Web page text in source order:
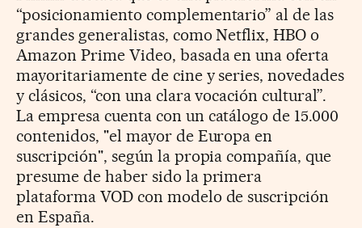
“posicionamiento complementario” al de las
grandes generalistas, como Netflix, HBO o
Amazon Prime Video, basada en una oferta
mayoritariamente de cine y series, novedades
y clásicos, “con una clara vocación cultural”.
La empresa cuenta con un catálogo de 15.000
contenidos, "el mayor de Europa en
suscripción", según la propia compañía, que
presume de haber sido la primera
plataforma VOD con modelo de suscripción
en España.